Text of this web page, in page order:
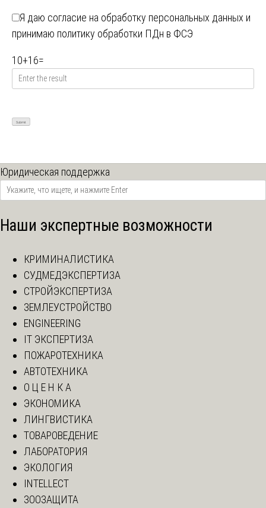
Я даю согласие на обработку персональных данных и
принимаю политику обработки ПДн в ФСЭ
10+16=
Юридическая поддержка
Наши экспертные возможности
КРИМИНАЛИСТИКА
СУДМЕДЭКСПЕРТИЗА
СТРОЙЭКСПЕРТИЗА
ЗЕМЛЕУСТРОЙСТВО
ENGINEERING
IT ЭКСПЕРТИЗА
ПОЖАРОТЕХНИКА
АВТОТЕХНИКА
О Ц Е Н К А
ЭКОНОМИКА
ЛИНГВИСТИКА
ТОВАРОВЕДЕНИЕ
ЛАБОРАТОРИЯ
ЭКОЛОГИЯ
INTELLECT
ЗООЗАЩИТА